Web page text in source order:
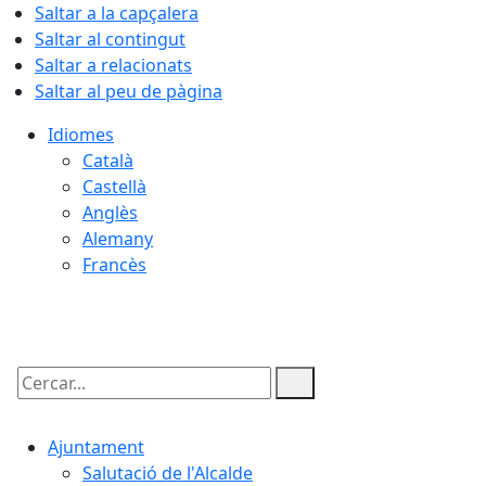
Saltar a la capçalera
Saltar al contingut
Saltar a relacionats
Saltar al peu de pàgina
Idiomes
Català
Castellà
Anglès
Alemany
Francès
Cercar:
Ajuntament
Salutació de l'Alcalde